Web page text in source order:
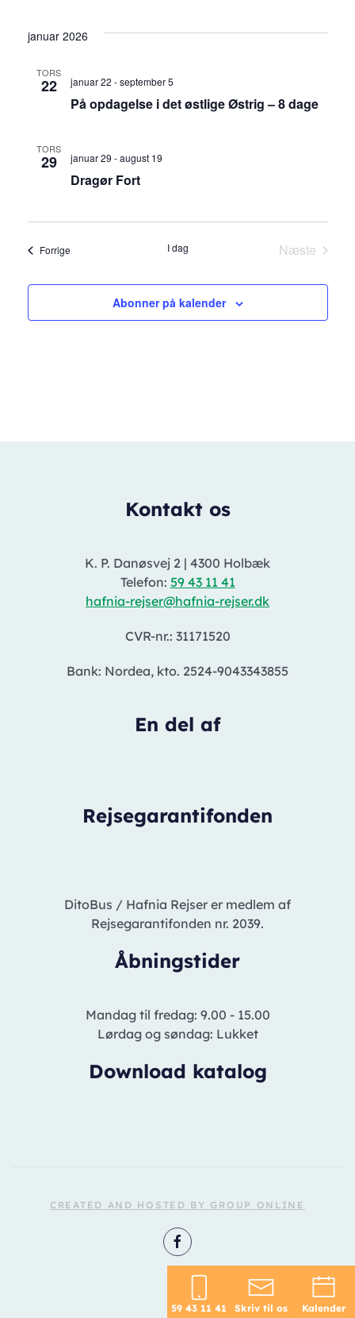
januar 2026
TORS
22
På opdagelse i det østlige Østrig – 8 dage
januar 22 -september 5
TORS
29
Dragør Fort
januar 29 -august 19
ForrigeBegivenheder I dag
Næste
Abonner på kalender
Kontakt os
K. P. Danøsvej 2 | 4300 Holbæk
Telefon: 59 43 11 41
hafnia-rejser@hafnia-rejser.dk
CVR-nr.: 31171520
Bank: Nordea, kto. 2524-9043343855
En del af
Rejsegarantifonden
DitoBus / Hafnia Rejser er medlem af
Rejsegarantifonden nr. 2039.
Åbningstider
Mandag til fredag: 9.00 - 15.00
Lørdag og søndag: Lukket
Download katalog
CREATED AND HOSTED BY GROUP ONLINE
59 43 11 41 Skriv til os Kalender